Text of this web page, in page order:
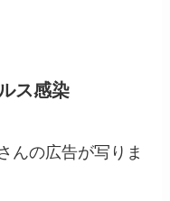
ス感染
んの広告が写りま